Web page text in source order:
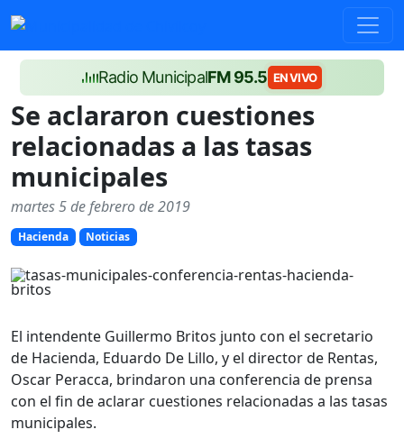
Radio MunicipalFM 95.5 EN VIVO
Se aclararon cuestiones
relacionadas a las tasas
municipales
martes 5 de febrero de 2019
Hacienda Noticias
El intendente Guillermo Britos junto con el secretario
de Hacienda, Eduardo De Lillo, y el director de Rentas,
Oscar Peracca, brindaron una conferencia de prensa
con el fin de aclarar cuestiones relacionadas a las tasas
municipales.